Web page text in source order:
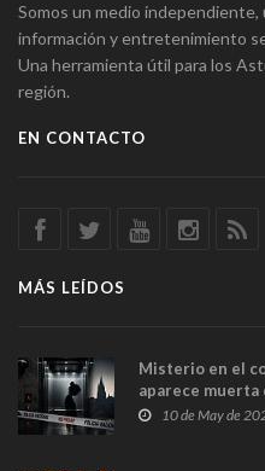
Somos un medio independiente,
información y entretenimiento
Una herramienta útil para los
región.
EN CONTACTO
MÁS LEÍDOS
Misterio en el
aparece
y las cámaras
10 de May de